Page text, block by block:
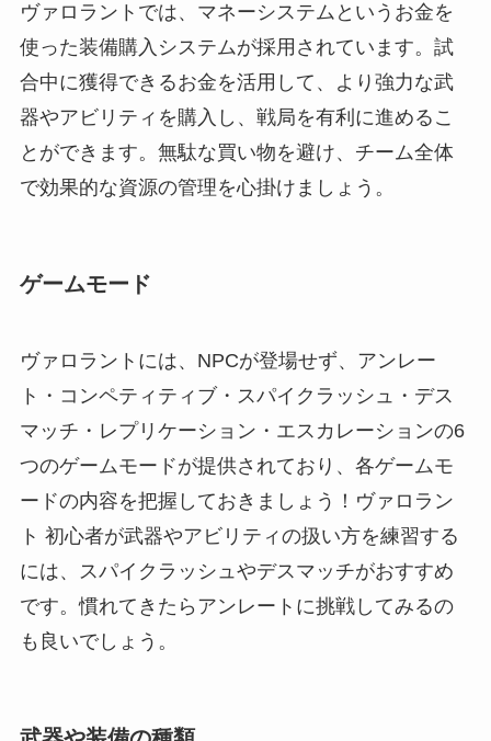
ヴァロラントでは、マネーシステムというお金を
使った装備購入システムが採用されています。試
合中に獲得できるお金を活用して、より強力な武
器やアビリティを購入し、戦局を有利に進めるこ
とができます。無駄な買い物を避け、チーム全体
で効果的な資源の管理を心掛けましょう。
ゲームモード
ヴァロラントには、NPCが登場せず、アンレー
ト・コンペティティブ・スパイクラッシュ・デス
マッチ・レプリケーション・エスカレーションの6
つのゲームモードが提供されており、各ゲームモ
ードの内容を把握しておきましょう！ヴァロラン
ト 初心者が武器やアビリティの扱い方を練習する
には、スパイクラッシュやデスマッチがおすすめ
です。慣れてきたらアンレートに挑戦してみるの
も良いでしょう。